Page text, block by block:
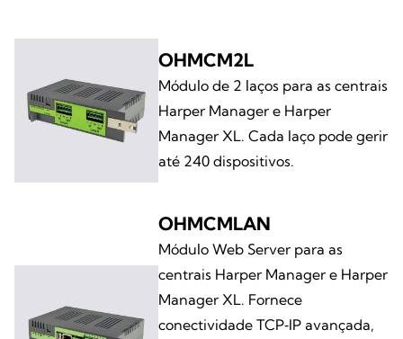
OHMCM2L
Módulo de 2 laços para as centrais
Harper Manager e Harper
Manager XL. Cada laço pode gerir
até 240 dispositivos.
OHMCMLAN
Módulo Web Server para as
centrais Harper Manager e Harper
Manager XL. Fornece
conectividade TCP‑IP avançada,